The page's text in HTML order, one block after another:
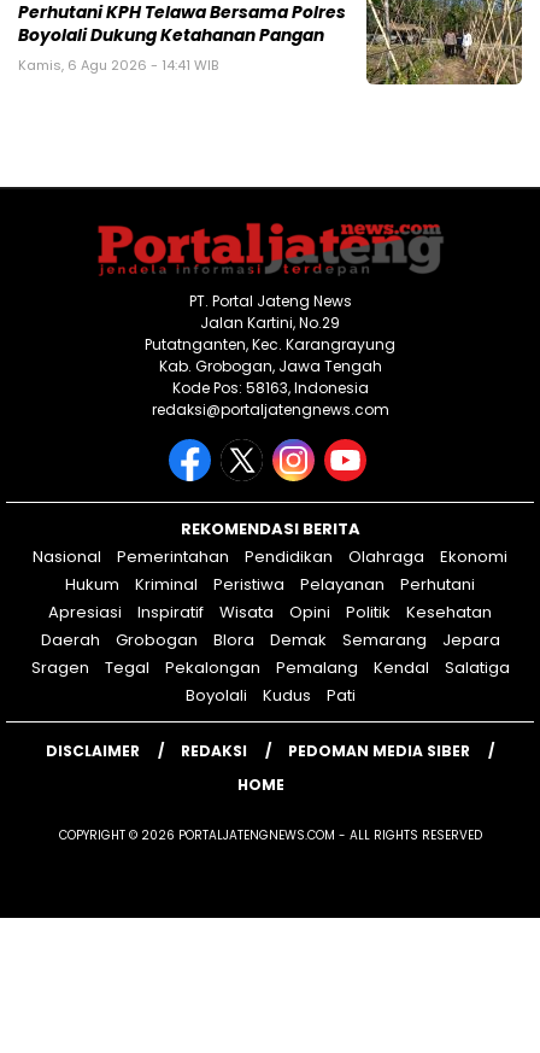
Perhutani KPH Telawa Bersama Polres
Boyolali Dukung Ketahanan Pangan
Kamis, 6 Agu 2026 - 14:41 WIB
PT. Portal Jateng News
Jalan Kartini, No.29
Putatnganten, Kec. Karangrayung
Kab. Grobogan, Jawa Tengah
Kode Pos: 58163, Indonesia
redaksi@portaljatengnews.com
REKOMENDASI BERITA
Nasional
Pemerintahan Pendidikan Olahraga
Ekonomi
Hukum
Kriminal Peristiwa Pelayanan
Perhutani
Apresiasi
Inspiratif Wisata Opini Politik
Kesehatan
Daerah
Grobogan Blora Demak Semarang
Jepara
Sragen
Tegal Pekalongan Pemalang Kendal
Salatiga
Boyolali
Kudus Pati
DISCLAIMER REDAKSI
PEDOMAN MEDIA SIBER
HOME
COPYRIGHT © 2026 PORTALJATENGNEWS.COM - ALL RIGHTS RESERVED